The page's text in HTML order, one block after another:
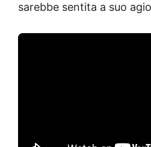
sarebbe sentita a suo